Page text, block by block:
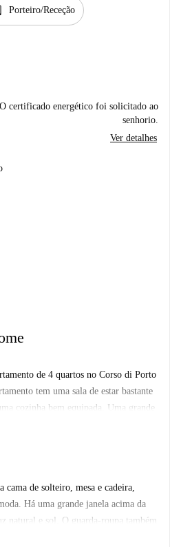
Porteiro/Receção
O certificado energético foi solicitado ao
senhorio.
Ver detalhes
de 4 quartos no Corso di Porto
tem uma sala de estar bastante
cozinha bem equipada. Uma grande
que permite a entrada de muita
café bar. Existem 2 casas de banho
localizado em um bairro bastante
muitos restaurantes, se você não pode
noites. Há também muitas lojas que
cama de solteiro, mesa e cadeira,
Há uma grande janela acima da
natural e sol. O guarda-roupa também
sua porta.